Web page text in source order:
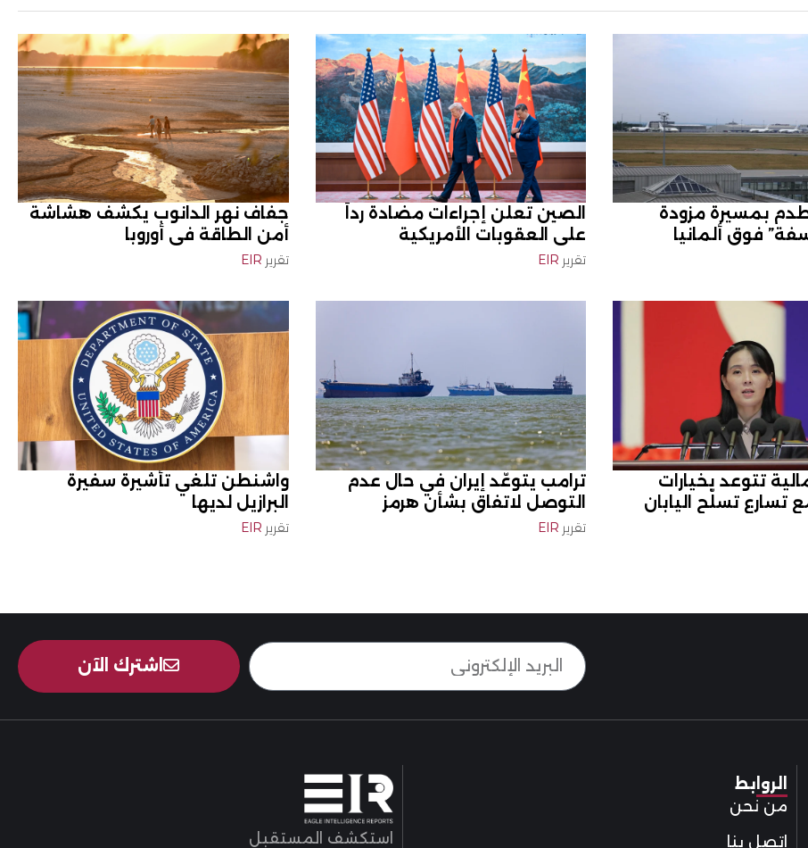
بمسيرة مزودة
فوق ألمانيا
الصين تعلن إجراءات مضادة رداً
على العقوبات الأمريكية
تقرير EIR
جفاف نهر الدانوب يكشف هشاشة
أمن الطاقة في أوروبا
تقرير EIR
تتوعد بخيارات
تسارع تسلّح اليابان
ترامب يتوعّد إيران في حال عدم
التوصل لاتفاق بشأن هرمز
تقرير EIR
واشنطن تلغي تأشيرة سفيرة
البرازيل لديها
تقرير EIR
اشترك الآن
الروابط
من نحن
اتصل بنا
استكشف المستقبل